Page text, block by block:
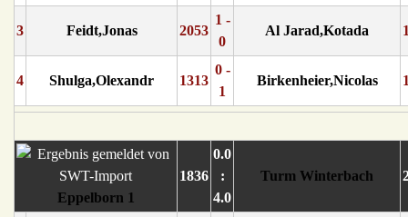
3 Feidt,Jonas 2053
1 -
0
Al Jarad,Kotada
4 Shulga,Olexandr 1313
0 -
1
Birkenheier,Nicolas
Eppelborn 1
1836
0.0
:
4.0
Turm Winterbach